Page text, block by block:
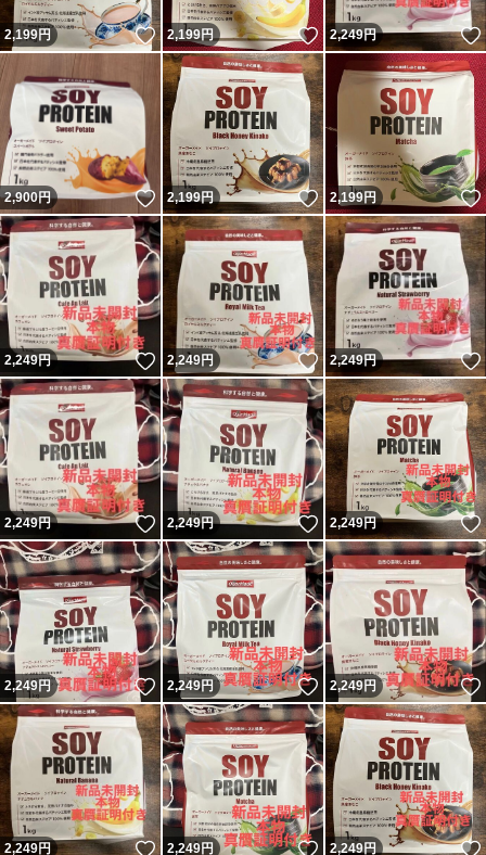
2,199円 いいね！
2,199円 いいね！
2,249円
2,900円 いいね！
2,199円 いいね！
2,199円
2,249円 いいね！
2,249円 いいね！
2,249円
2,249円 いいね！
2,249円 いいね！
2,249円
2,249円 いいね！
2,249円 いいね！
2,249円
2,249円 いいね！
2,249円 いいね！
2,249円